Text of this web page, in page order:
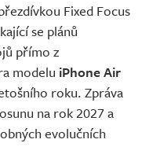
Fixed Focus
se plánů
přímo z
modelu iPhone Air
roku. Zpráva
na rok 2027 a
evolučních